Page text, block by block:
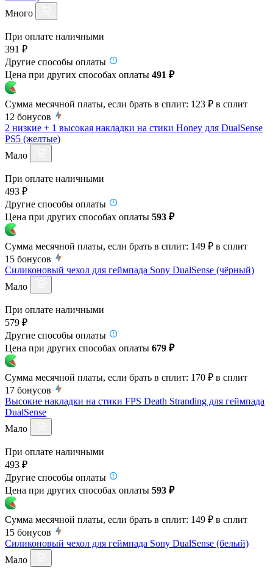
Много
При оплате наличными
391 ₽
Другие способы оплаты
Цена при других способах оплаты 491 ₽
Сумма месячной платы, если брать в сплит: 123 ₽ в сплит
12 бонусов
2 низкие + 1 высокая накладки на стики Honey для DualSense
PS5 (желтые)
Мало
При оплате наличными
493 ₽
Другие способы оплаты
Цена при других способах оплаты 593 ₽
Сумма месячной платы, если брать в сплит: 149 ₽ в сплит
15 бонусов
Силиконовый чехол для геймпада Sony DualSense (чёрный)
Мало
При оплате наличными
579 ₽
Другие способы оплаты
Цена при других способах оплаты 679 ₽
Сумма месячной платы, если брать в сплит: 170 ₽ в сплит
17 бонусов
Высокие накладки на стики FPS Death Stranding для геймпада
DualSense
Мало
При оплате наличными
493 ₽
Другие способы оплаты
Цена при других способах оплаты 593 ₽
Сумма месячной платы, если брать в сплит: 149 ₽ в сплит
15 бонусов
Силиконовый чехол для геймпада Sony DualSense (белый)
Мало